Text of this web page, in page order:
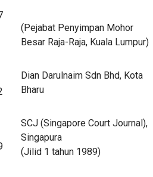
(Pejabat Penyimpan Mohor
Besar Raja-Raja, Kuala Lumpur)
Dian Darulnaim Sdn Bhd, Kota
Bharu
SCJ (Singapore Court Journal),
Singapura
(Jilid 1 tahun 1989)